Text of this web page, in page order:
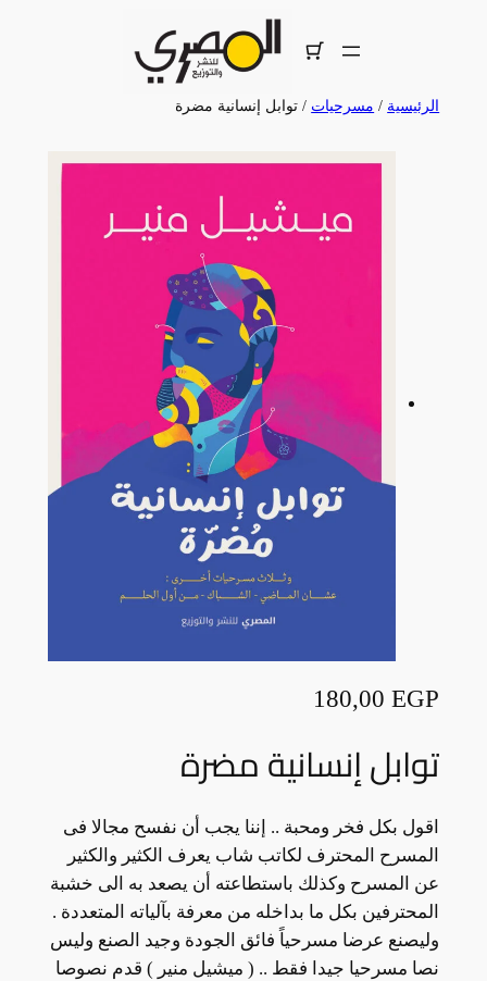
الرئيسية / مسرحيات / توابل إنسانية مضرة
180,00EGP
توابل إنسانية مضرة
اقول بكل فخر ومحبة .. إننا يجب أن نفسح مجالا فى
المسرح المحترف لكاتب شاب يعرف الكثير والكثير
عن المسرح وكذلك باستطاعته أن يصعد به الى خشبة
المحترفين بكل ما بداخله من معرفة بآلياته المتعددة .
وليصنع عرضا مسرحياً فائق الجودة وجيد الصنع وليس
نصا مسرحيا جيدا فقط .. ( ميشيل منير ) قدم نصوصا